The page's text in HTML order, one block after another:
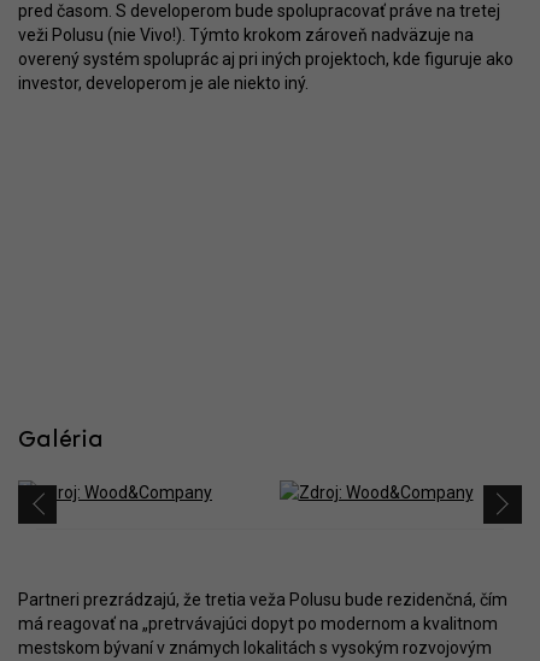
pred časom. S developerom bude spolupracovať práve na tretej
veži Polusu (nie Vivo!). Týmto krokom zároveň nadväzuje na
overený systém spoluprác aj pri iných projektoch, kde figuruje ako
investor, developerom je ale niekto iný.
Galéria
Partneri prezrádzajú, že tretia veža Polusu bude rezidenčná, čím
má reagovať na „pretrvávajúci dopyt po modernom a kvalitnom
mestskom bývaní v známych lokalitách s vysokým rozvojovým